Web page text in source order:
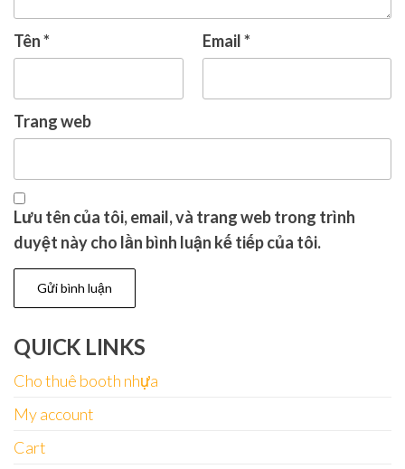
Tên* Email*
Trang web
Lưu tên của tôi, email, và trang web trong trình
duyệt này cho lần bình luận kế tiếp của tôi.
QUICK LINKS
Cho thuê booth nhựa
My account
Cart